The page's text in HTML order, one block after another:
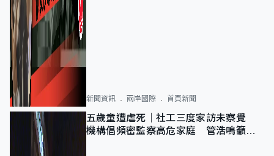
新聞資訊 兩岸國際 首頁新聞
五歲童遭虐死｜社工三度家訪未察覺
機構倡頻密監察高危家庭 管浩鳴籲加